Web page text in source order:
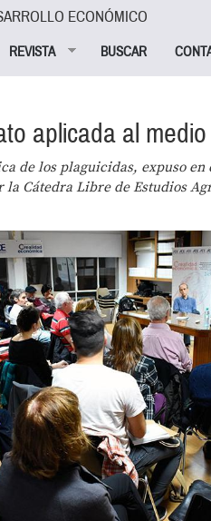
ECONÓMICO
REVISTA BUSCAR
aplicada al
de los plaguicidas, expuso
Cátedra Libre de Estudios